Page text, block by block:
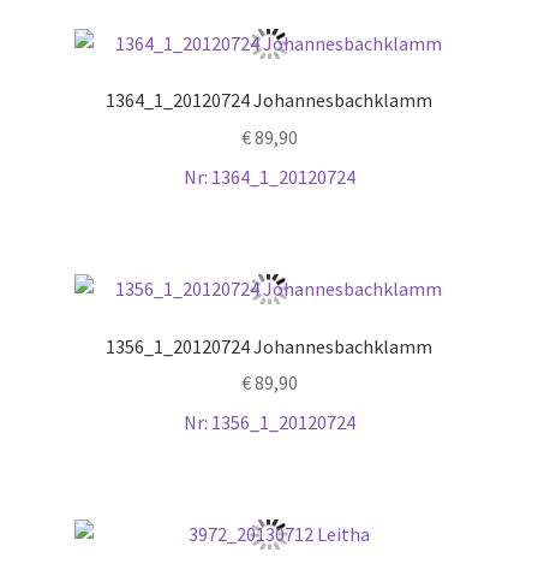
1364_1_20120724 Johannesbachklamm
€89,90
Nr: 1364_1_20120724
1356_1_20120724 Johannesbachklamm
€89,90
Nr: 1356_1_20120724